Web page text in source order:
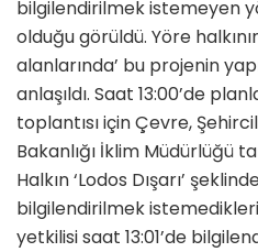
bilgilendirilmek istemeyen
olduğu görüldü. Yöre
alanlarında’ bu projenin
anlaşıldı. Saat 13:00’de
toplantısı için Çevre,
Bakanlığı İklim Müdürlüğü
Halkın ‘Lodos Dışarı’
bilgilendirilmek
yetkilisi saat 13:01’de